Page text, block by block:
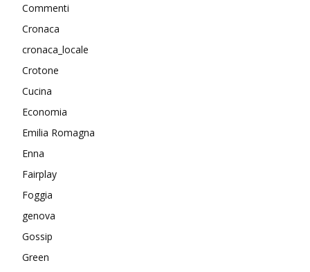
Commenti
Cronaca
cronaca_locale
Crotone
Cucina
Economia
Emilia Romagna
Enna
Fairplay
Foggia
genova
Gossip
Green